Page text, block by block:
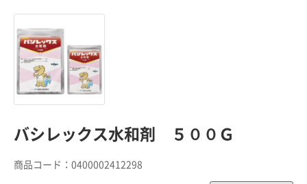
バシレックス水和剤 ５００Ｇ
商品コード： 0400002412298